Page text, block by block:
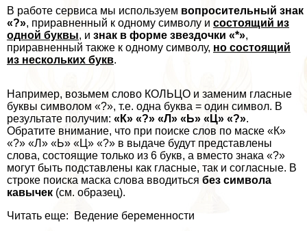
В работе сервиса мы используем вопросительный знак
«?», приравненный к одному символу и состоящий из
одной буквы, и знак в форме звездочки «*»,
приравненный также к одному символу, но состоящий
из нескольких букв.
Например, возьмем слово КОЛЬЦО и заменим гласные
буквы символом «?», т.е. одна буква = один символ. В
результате получим: «К» «?» «Л» «Ь» «Ц» «?».
Обратите внимание, что при поиске слов по маске «К»
«?» «Л» «Ь» «Ц» «?» в выдаче будут представлены
слова, состоящие только из 6 букв, а вместо знака «?»
могут быть подставлены как гласные, так и согласные. В
строке поиска маска слова вводиться без символа
кавычек (см. образец).
Читать еще: Ведение беременности